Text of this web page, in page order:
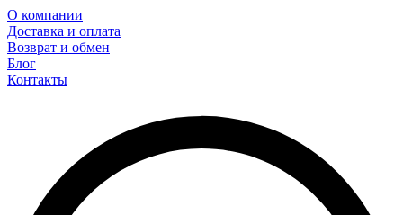
О компании
Доставка и оплата
Возврат и обмен
Блог
Контакты